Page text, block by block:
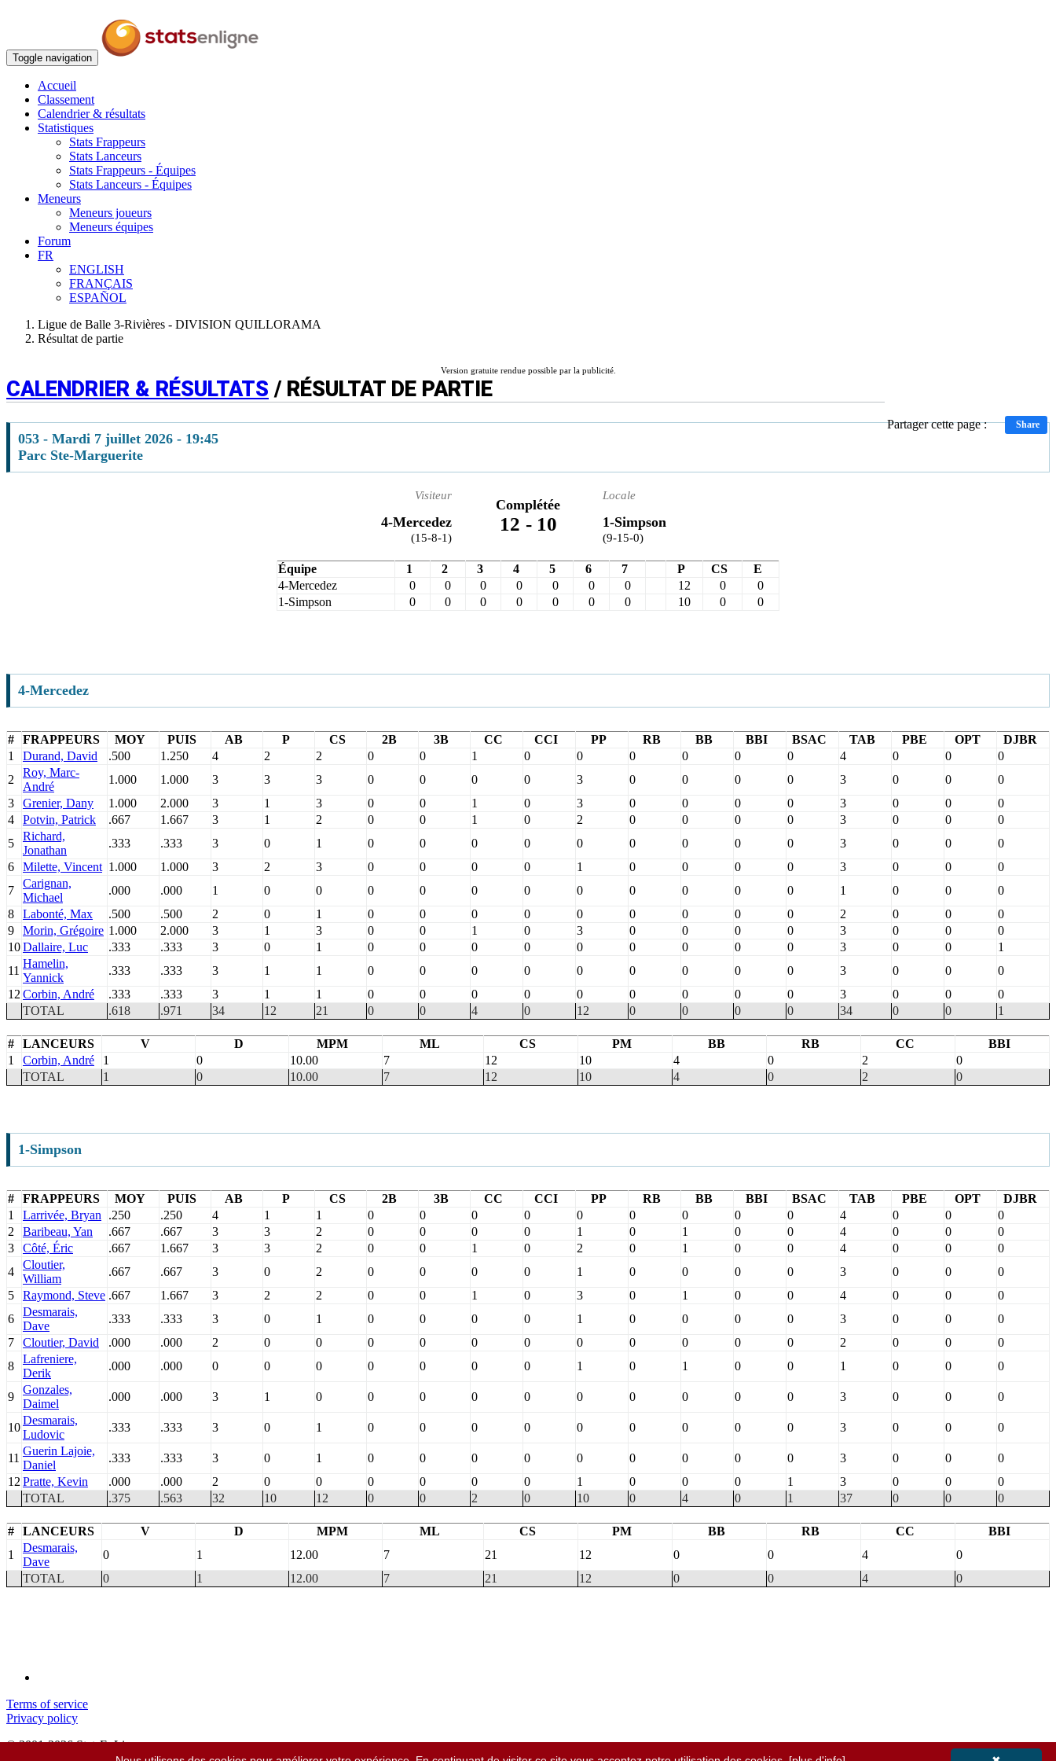
Toggle navigation
Accueil
Classement
Calendrier & résultats
Statistiques
Stats Frappeurs
Stats Lanceurs
Stats Frappeurs - Équipes
Stats Lanceurs - Équipes
Meneurs
Meneurs joueurs
Meneurs équipes
Forum
FR
ENGLISH
FRANÇAIS
ESPAÑOL
Ligue de Balle 3-Rivières - DIVISION QUILLORAMA
Résultat de partie
Version gratuite rendue possible par la publicité.
CALENDRIER & RÉSULTATS / RÉSULTAT DE PARTIE
Partager cette page : Share
053 - Mardi 7 juillet 2026 - 19:45
Parc Ste-Marguerite
Visiteur
4-Mercedez
(15-8-1)
Complétée
12 - 10
Locale
1-Simpson
(9-15-0)
Équipe 1 2 3 4 5 6 7 P CS
E
4-Mercedez
0 0 0 0 0 0 0 12 0
0
1-Simpson
0 0 0 0 0 0 0 10 0 0
4-Mercedez
# FRAPPEURS MOY PUIS AB P CS 2B 3B CC CCI PP RB BB BBI BSAC TAB PBE OPT
DJBR
1
Durand, David .500 1.250 4 2 2 0 0 1 0 0 0 0 0 0 4 0 0
0
2
Roy, Marc-
André
1.000 1.000 3 3 3 0 0 0 0 3 0 0 0 0 3 0 0
0
3
Grenier, Dany 1.000 2.000 3 1 3 0 0 1 0 3 0 0 0 0 3 0 0
0
4
Potvin, Patrick .667 1.667 3 1 2 0 0 1 0 2 0 0 0 0 3 0 0
0
5
Richard,
Jonathan
.333 .333 3 0 1 0 0 0 0 0 0 0 0 0 3 0 0
0
6
Milette, Vincent 1.000 1.000 3 2 3 0 0 0 0 1 0 0 0 0 3 0 0
0
7
Carignan,
Michael
.000 .000 1 0 0 0 0 0 0 0 0 0 0 0 1 0 0
0
8
Labonté, Max .500 .500 2 0 1 0 0 0 0 0 0 0 0 0 2 0 0
0
9
Morin, Grégoire 1.000 2.000 3 1 3 0 0 1 0 3 0 0 0 0 3 0 0
0
10Dallaire, Luc .333 .333 3 0 1 0 0 0 0 0 0 0 0 0 3 0 0
1
11
Hamelin,
Yannick
.333 .333 3 1 1 0 0 0 0 0 0 0 0 0 3 0 0
0
12 Corbin, André .333 .333 3 1 1 0 0 0 0 0 0 0 0 0 3 0 0
0
TOTAL
.618 .971 34 12 21 0 0 4 0 12 0 0 0 0 34 0 0 1
# LANCEURS V D MPM ML CS PM BB RB CC
BBI
1
Corbin, André 1 0 10.00 7 12 10 4 0 2
0
TOTAL
1 0 10.00 7 12 10 4 0 2 0
1-Simpson
# FRAPPEURS MOY PUIS AB P CS 2B 3B CC CCI PP RB BB BBI BSAC TAB PBE OPT
DJBR
1
Larrivée, Bryan .250 .250 4 1 1 0 0 0 0 0 0 0 0 0 4 0 0
0
2
Baribeau, Yan .667 .667 3 3 2 0 0 0 0 1 0 1 0 0 4 0 0
0
3
Côté, Éric .667 1.667 3 3 2 0 0 1 0 2 0 1 0 0 4 0 0
0
4
Cloutier,
William
.667 .667 3 0 2 0 0 0 0 1 0 0 0 0 3 0 0
0
5
Raymond, Steve .667 1.667 3 2 2 0 0 1 0 3 0 1 0 0 4 0 0
0
6
Desmarais,
Dave
.333 .333 3 0 1 0 0 0 0 1 0 0 0 0 3 0 0
0
7
Cloutier, David .000 .000 2 0 0 0 0 0 0 0 0 0 0 0 2 0 0
0
8
Lafreniere,
Derik
.000 .000 0 0 0 0 0 0 0 1 0 1 0 0 1 0 0 0
9
Gonzales,
Daimel
.000 .000 3 1 0 0 0 0 0 0 0 0 0 0 3 0 0 0
10
Desmarais,
Ludovic
.333 .333 3 0 1 0 0 0 0 0 0 0 0 0 3 0 0 0
11
Guerin Lajoie,
Daniel
.333 .333 3 0 1 0 0 0 0 0 0 0 0 0 3 0 0
0
12 Pratte, Kevin .000 .000 2 0 0 0 0 0 0 1 0 0 0 1 3 0 0
0
TOTAL
.375 .563 32 10 12 0 0 2 0 10 0 4 0 1 37 0 0 0
# LANCEURS V D MPM ML CS PM BB RB CC
BBI
1
Desmarais,
Dave
0 1 12.00 7 21 12 0 0 4
0
TOTAL
0 1 12.00 7 21 12 0 0 4 0
Terms of service
Privacy policy
© 2001-2026 StatsEnLigne.com